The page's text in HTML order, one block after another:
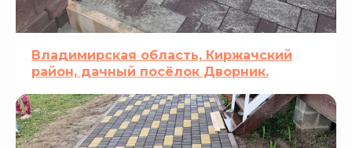
Владимирская область, Киржачский
район, дачный посёлок Дворник.